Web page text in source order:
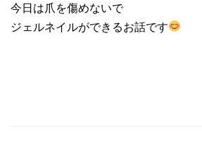
今日は爪を傷めないで
ジェルネイルができるお話です